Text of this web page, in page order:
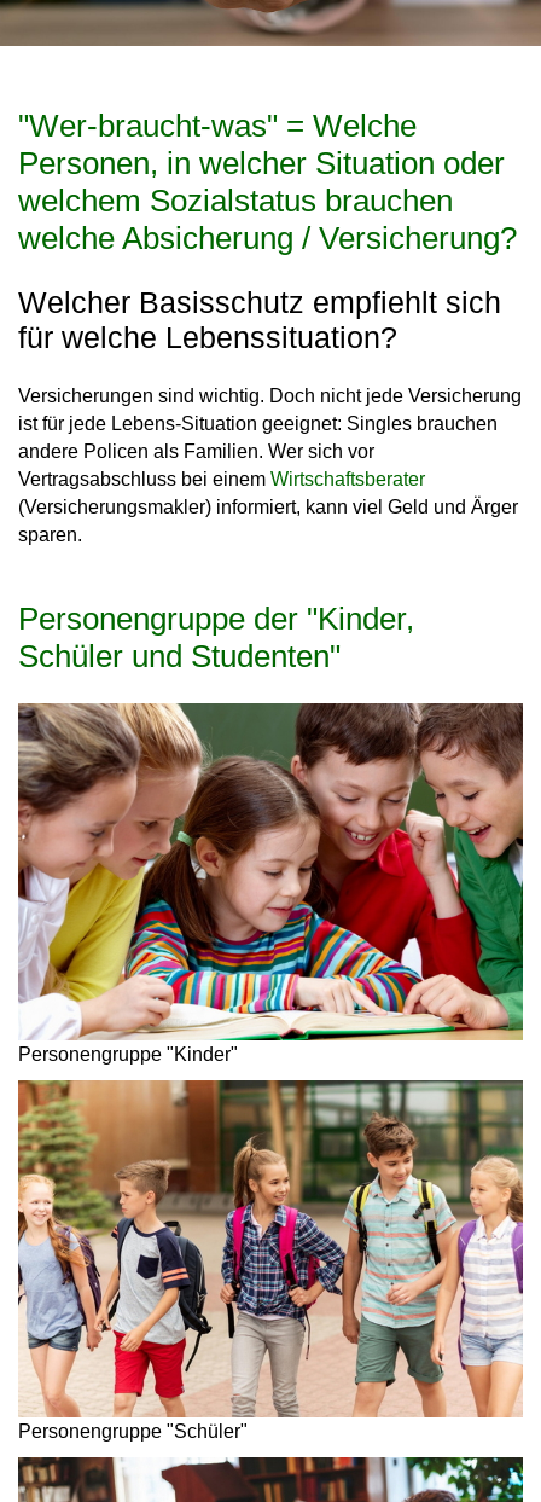
"Wer-braucht-was" = Welche
Personen, in welcher Situation oder
welchem Sozialstatus brauchen
welche Absicherung / Versicherung?
Welcher Basisschutz empfiehlt sich
für welche Lebenssituation?
Versicherungen sind wichtig. Doch nicht jede Versicherung
ist für jede Lebens-Situation geeignet: Singles brauchen
andere Policen als Familien. Wer sich vor
Vertragsabschluss bei einem Wirtschaftsberater
(Versicherungsmakler) informiert, kann viel Geld und Ärger
sparen.
Personengruppe der "Kinder,
Schüler und Studenten"
Personengruppe "Kinder"
Personengruppe "Schüler"